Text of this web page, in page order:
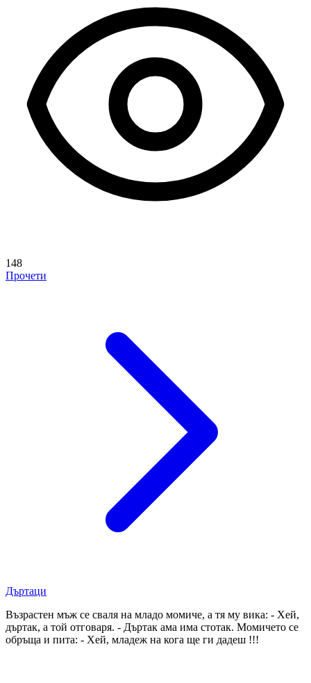
148
Прочети
Дъртаци
Възрастен мъж се сваля на младо момиче, а тя му вика: - Хей,
дъртак, а той отговаря. - Дъртак ама има стотак. Момичето се
обръща и пита: - Хей, младеж на кога ще ги дадеш !!!